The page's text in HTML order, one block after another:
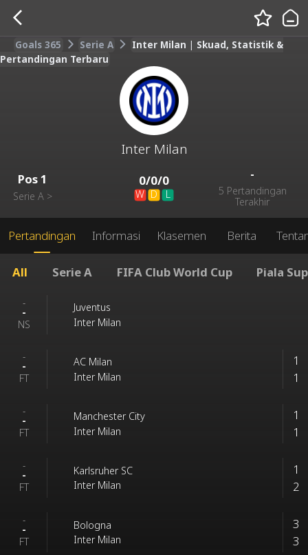
Goals 365 Serie A
Inter Milan | Skuad, Statistik &
Pertandingan Terbaru
Inter Milan
Pos1
Serie A >
0/0/0
W D L
-
5 Pertandingan
Terakhir
Pertandingan Informasi Klasemen Berita
All Serie A FIFA Club World Cup Piala
-
-
NS
Juventus
Inter Milan
-
-
FT
AC Milan
Inter Milan
1
1
-
-
FT
Manchester City
Inter Milan
1
1
-
-
FT
Karlsruher SC
Inter Milan
1
2
-
-
FT
Bologna
Inter Milan
3
3